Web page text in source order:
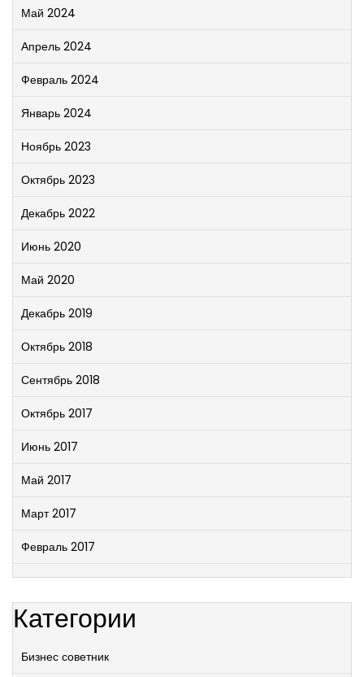
Май 2024
Апрель 2024
Февраль 2024
Январь 2024
Ноябрь 2023
Октябрь 2023
Декабрь 2022
Июнь 2020
Май 2020
Декабрь 2019
Октябрь 2018
Сентябрь 2018
Октябрь 2017
Июнь 2017
Май 2017
Март 2017
Февраль 2017
Категории
Бизнес советник